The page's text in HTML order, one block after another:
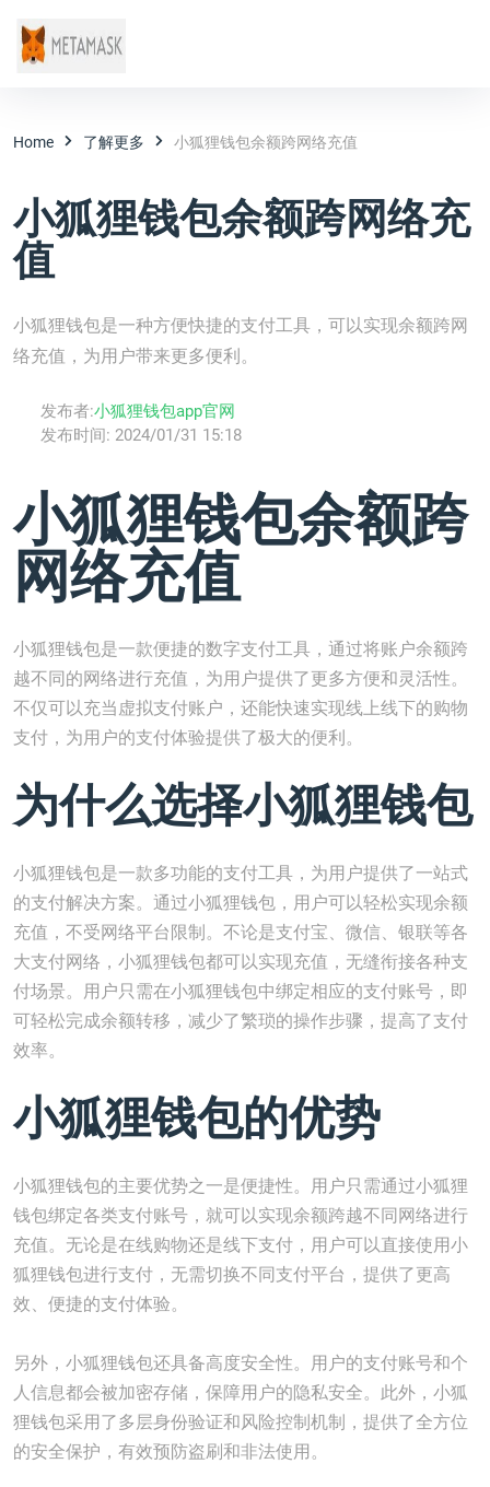
Home 了解更多 小狐狸钱包余额跨网络充值
小狐狸钱包余额跨网络充
值
小狐狸钱包是一种方便快捷的支付工具，可以实现余额跨网
络充值，为用户带来更多便利。
发布者:小狐狸钱包app官网
发布时间: 2024/01/31 15:18
小狐狸钱包余额跨
网络充值
小狐狸钱包是一款便捷的数字支付工具，通过将账户余额跨
越不同的网络进行充值，为用户提供了更多方便和灵活性。
不仅可以充当虚拟支付账户，还能快速实现线上线下的购物
支付，为用户的支付体验提供了极大的便利。
为什么选择小狐狸钱包
小狐狸钱包是一款多功能的支付工具，为用户提供了一站式
的支付解决方案。通过小狐狸钱包，用户可以轻松实现余额
充值，不受网络平台限制。不论是支付宝、微信、银联等各
大支付网络，小狐狸钱包都可以实现充值，无缝衔接各种支
付场景。用户只需在小狐狸钱包中绑定相应的支付账号，即
可轻松完成余额转移，减少了繁琐的操作步骤，提高了支付
效率。
小狐狸钱包的优势
小狐狸钱包的主要优势之一是便捷性。用户只需通过小狐狸
钱包绑定各类支付账号，就可以实现余额跨越不同网络进行
充值。无论是在线购物还是线下支付，用户可以直接使用小
狐狸钱包进行支付，无需切换不同支付平台，提供了更高
效、便捷的支付体验。
另外，小狐狸钱包还具备高度安全性。用户的支付账号和个
人信息都会被加密存储，保障用户的隐私安全。此外，小狐
狸钱包采用了多层身份验证和风险控制机制，提供了全方位
的安全保护，有效预防盗刷和非法使用。